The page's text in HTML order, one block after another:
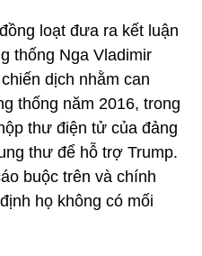
loạt đưa ra kết luận
thống Nga Vladimir
dịch nhằm can
thống năm 2016, trong
thư điện tử của đảng
thư để hỗ trợ Trump.
buộc trên và chính
họ không có mối